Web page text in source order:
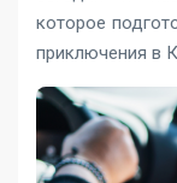
которое
приключения в